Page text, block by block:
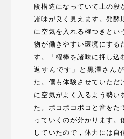
段構造になっていて上の段
諸味が良く見えます。発酵
に空気を入れる櫂つきとい
物が働きやすい環境にする
す。「櫂棒を諸味に押し込
返すんです」と黒澤さん
た。僕も体験させていただ
に空気がよく入るよう勢い
た。ボコボコボコと音をた
っていくのが分かります。
していたので，体力には自